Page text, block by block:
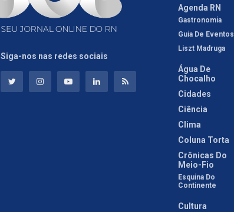
Siga-nos nas redes sociais
Agenda RN
Gastronomia
Guia De Eventos
Liszt Madruga
Água De
Chocalho
Cidades
Ciência
Clima
Coluna Torta
Crônicas Do
Meio-Fio
Esquina Do
Continente
Cultura